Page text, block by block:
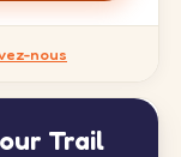
nous
Trail